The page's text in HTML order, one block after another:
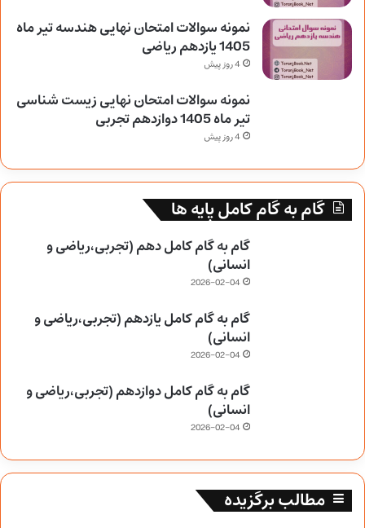
نمونه سوالات امتحان نهایی هندسه تیر ماه
1405 یازدهم ریاضی
4 روز پیش
نمونه سوالات امتحان نهایی زیست شناسی
تیر ماه 1405 دوازدهم تجربی
4 روز پیش
گام به گام کامل پایه ها
گام به گام کامل دهم (تجربی،ریاضی و
انسانی)
2026-02-04
گام به گام کامل یازدهم (تجربی،ریاضی و
انسانی)
2026-02-04
گام به گام کامل دوازدهم (تجربی،ریاضی و
انسانی)
2026-02-04
مطالب برگزیده